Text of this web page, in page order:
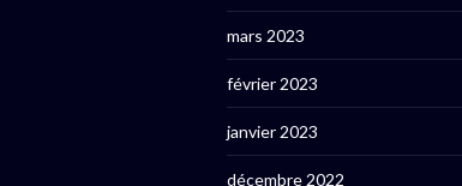
mars 2023
février 2023
janvier 2023
décembre 2022